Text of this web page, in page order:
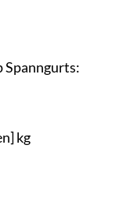
Spanngurts:
kg